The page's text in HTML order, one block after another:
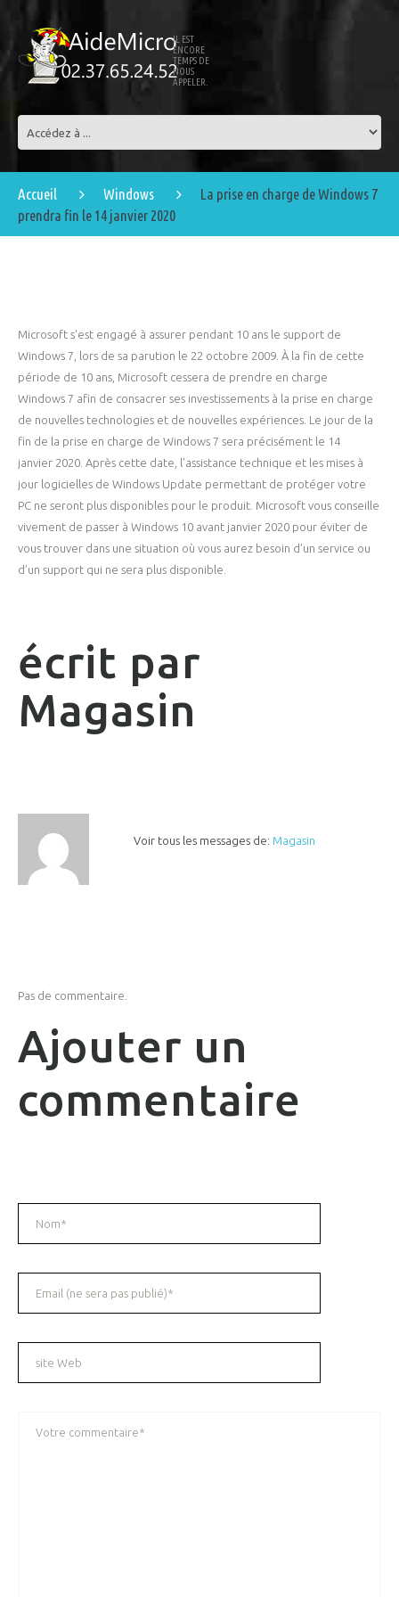
IL EST
ENCORE
TEMPS DE
NOUS
APPELER.
Accueil Windows
La prise en charge de Windows 7
prendra fin le 14 janvier 2020
Microsoft s'est engagé à assurer pendant 10 ans le support de
Windows 7, lors de sa parution le 22 octobre 2009. À la fin de cette
période de 10 ans, Microsoft cessera de prendre en charge
Windows 7 afin de consacrer ses investissements à la prise en charge
de nouvelles technologies et de nouvelles expériences. Le jour de la
fin de la prise en charge de Windows 7 sera précisément le 14
janvier 2020. Après cette date, l'assistance technique et les mises à
jour logicielles de Windows Update permettant de protéger votre
PC ne seront plus disponibles pour le produit. Microsoft vous conseille
vivement de passer à Windows 10 avant janvier 2020 pour éviter de
vous trouver dans une situation où vous aurez besoin d’un service ou
d’un support qui ne sera plus disponible.
écrit par
Magasin
Voir tous les messages de: Magasin
Pas de commentaire.
Ajouter un
commentaire